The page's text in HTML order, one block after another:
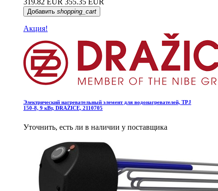
Добавить shopping_cart
Акция!
Электрический нагревательный элемент для водонагревателей, TPJ
150-8, 9 кВт, DRAŽICE, 2110705
Уточнить, есть ли в наличии у поставщика